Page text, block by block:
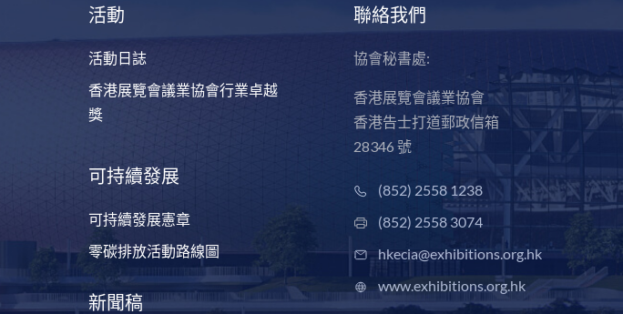
活動
活動日誌
香港展覽會議業協會行業卓越
獎
可持續發展
可持續發展憲章
零碳排放活動路線圖
新聞稿
聯絡我們
協會秘書處:
香港展覽會議業協會
香港告士打道郵政信箱
28346 號
(852) 2558 1238
(852) 2558 3074
hkecia@exhibitions.org.hk
www.exhibitions.org.hk